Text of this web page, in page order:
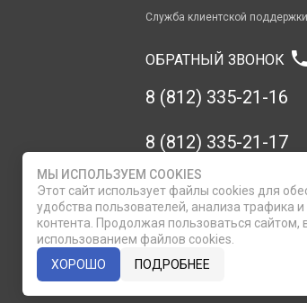
Служба клиентской поддержки
ОБРАТНЫЙ ЗВОНОК phone
8 (812) 335-21-16
8 (812) 335-21-17
7 (911) 947-43-48
МЫ ИСПОЛЬЗУЕМ COOKIES
Этот сайт использует файлы cookies для
удобства пользователей, анализа трафика
контента. Продолжая пользоваться сайтом,
использованием файлов cookies.
ХОРОШО
ПОДРОБНЕЕ